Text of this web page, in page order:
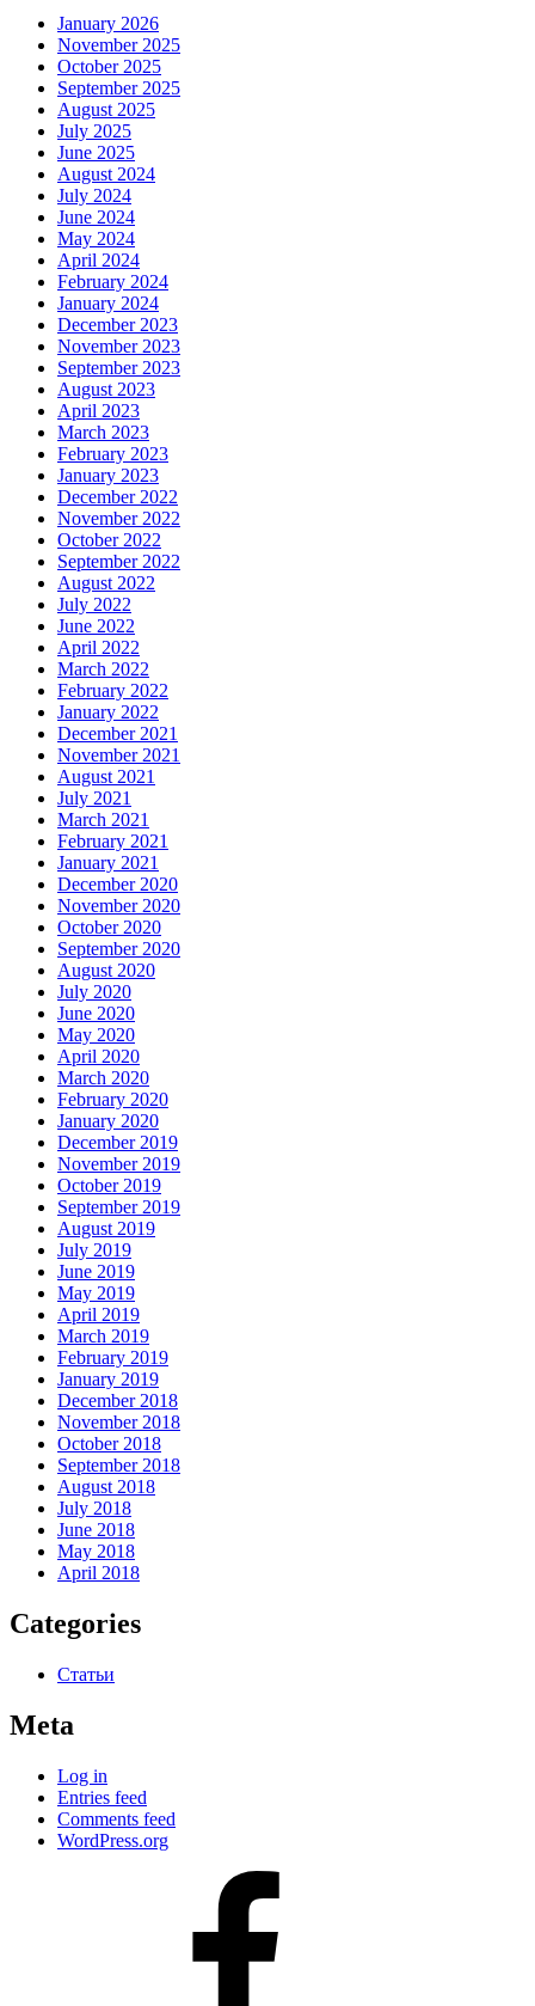
January 2026
November 2025
October 2025
September 2025
August 2025
July 2025
June 2025
August 2024
July 2024
June 2024
May 2024
April 2024
February 2024
January 2024
December 2023
November 2023
September 2023
August 2023
April 2023
March 2023
February 2023
January 2023
December 2022
November 2022
October 2022
September 2022
August 2022
July 2022
June 2022
April 2022
March 2022
February 2022
January 2022
December 2021
November 2021
August 2021
July 2021
March 2021
February 2021
January 2021
December 2020
November 2020
October 2020
September 2020
August 2020
July 2020
June 2020
May 2020
April 2020
March 2020
February 2020
January 2020
December 2019
November 2019
October 2019
September 2019
August 2019
July 2019
June 2019
May 2019
April 2019
March 2019
February 2019
January 2019
December 2018
November 2018
October 2018
September 2018
August 2018
July 2018
June 2018
May 2018
April 2018
Categories
Статьи
Meta
Log in
Entries feed
Comments feed
WordPress.org